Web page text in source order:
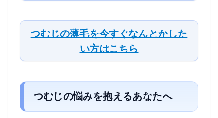
つむじの薄毛を今すぐなんとかした
い方はこちら
つむじの悩みを抱えるあなたへ